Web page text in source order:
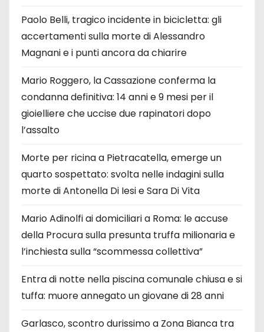
Paolo Belli, tragico incidente in bicicletta: gli
accertamenti sulla morte di Alessandro
Magnani e i punti ancora da chiarire
Mario Roggero, la Cassazione conferma la
condanna definitiva: 14 anni e 9 mesi per il
gioielliere che uccise due rapinatori dopo
l’assalto
Morte per ricina a Pietracatella, emerge un
quarto sospettato: svolta nelle indagini sulla
morte di Antonella Di Iesi e Sara Di Vita
Mario Adinolfi ai domiciliari a Roma: le accuse
della Procura sulla presunta truffa milionaria e
l’inchiesta sulla “scommessa collettiva”
Entra di notte nella piscina comunale chiusa e si
tuffa: muore annegato un giovane di 28 anni
Garlasco, scontro durissimo a Zona Bianca tra